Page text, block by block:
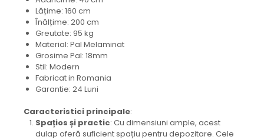
Lățime: 160 cm
Înălțime: 200 cm
Greutate: 95 kg
Material: Pal Melaminat
Grosime Pal: 18mm
Stil: Modern
Fabricat in Romania
Garantie: 24 Luni
Caracteristici principale:
Spațios și practic: Cu dimensiuni ample, acest
dulap oferă suficient spațiu pentru depozitare. Cele